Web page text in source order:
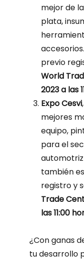
mejor de
plata,
previo
World
2023 a las
Expo Cesvi
mejores
equipo,
para el
automotriz
también
registro y
Trade
las 11:00
¿Con ganas
tu desarrollo